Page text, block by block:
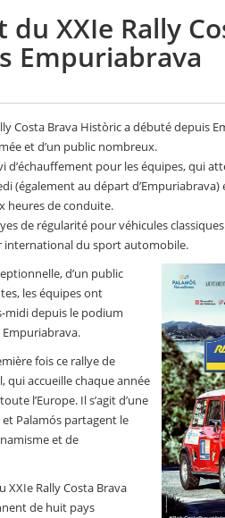
XXIe Rally
Empuriabrava
Costa Brava Històric a débuté depuis
et d’un public nombreux.
d’échauffement pour les équipes, qui
(également au départ
heures de conduite.
de régularité pour véhicules
du sport automobile.
d’un public
les équipes ont
midi depuis le podium
Empuriabrava.
fois ce rallye de
qui accueille chaque année
l’Europe. Il s’agit d’une
Palamós partagent le
et de
Rally Costa Brava
de huit pays